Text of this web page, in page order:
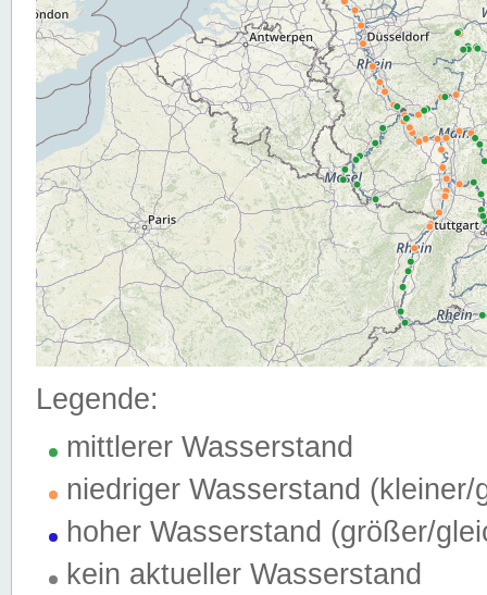
Legende:
mittlerer Wasserstand
niedriger Wasserstand (kleiner/
hoher Wasserstand (größer/
kein aktueller Wasserstand